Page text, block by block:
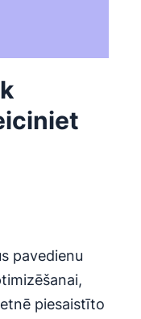
pavedienu
piesaistīto